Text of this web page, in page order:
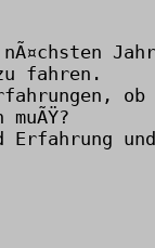
Jahr
fahren.
ob
Erfahrung